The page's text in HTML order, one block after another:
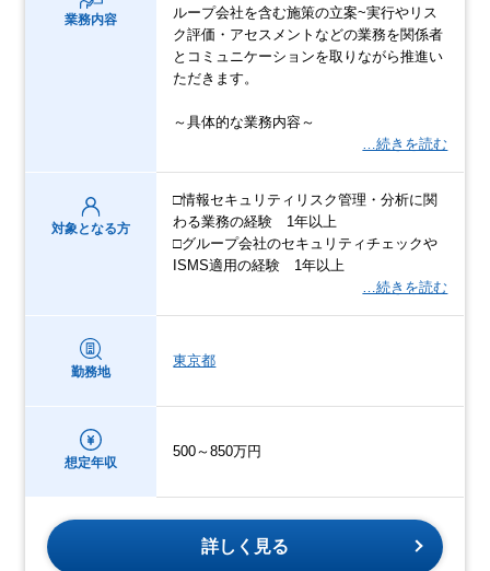
業務内容
ループ会社を含む施策の立案~実行やリス
ク評価・アセスメントなどの業務を関係者
とコミュニケーションを取りながら推進い
ただきます。
～具体的な業務内容～
…続きを読む
対象となる方
□情報セキュリティリスク管理・分析に関
わる業務の経験 1年以上
□グループ会社のセキュリティチェックや
ISMS適用の経験 1年以上
…続きを読む
勤務地
東京都
想定年収
500～850万円
詳しく見る